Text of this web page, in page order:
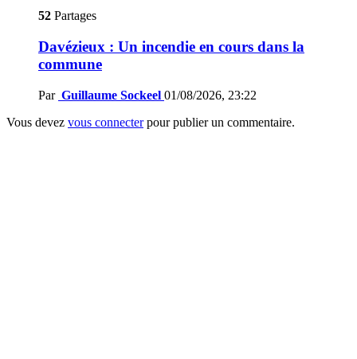
52 Partages
Davézieux : Un incendie en cours dans la
commune
Par Guillaume Sockeel 01/08/2026, 23:22
Vous devez vous connecterpour publier un commentaire.